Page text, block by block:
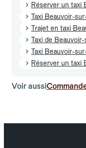
Réserver un taxi
Taxi Beauvoir-
Trajet en taxi
Taxi de
Taxi Beauvoir-
Réserver un taxi
Voir aussi